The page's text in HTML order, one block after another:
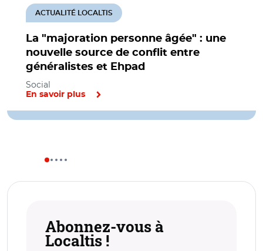
La "majoration personne âgée" : une
nouvelle source de conflit entre
généralistes et Ehpad
ACTUALITÉ LOCALTIS
Social
En savoir plus
Abonnez-vous à
Localtis !